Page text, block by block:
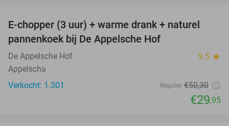
40%
E-chopper (3 uur) + warme drank + naturel
pannenkoek bij De Appelsche Hof
De Appelsche Hof 9.5 star
Appelscha
Verkocht: 1.301
Regulier €50,30
€29,95